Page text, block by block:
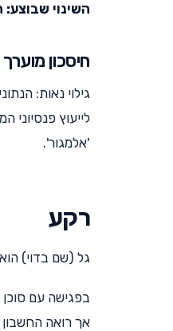
השינוי
חיסכון מוערך – 313,800
גילוי נאות:
לייעוץ פנסיוני
'אלמגור'.
רקע
גל (שם בדוי) הוא אדריכל עצמאי בן 27, שמעוניין
בפגישה עם
אך רואה החשבון